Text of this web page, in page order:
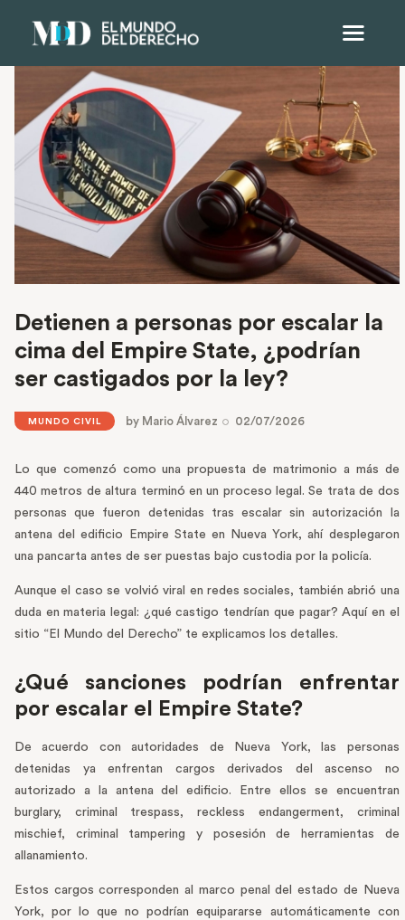
Detienen a personas por escalar la
cima del Empire State, ¿podrían
ser castigados por la ley?
MUNDO CIVIL by Mario Álvarez 02/07/2026
Lo que comenzó como una propuesta de matrimonio a más de
440 metros de altura terminó en un proceso legal. Se trata de dos
personas que fueron detenidas tras escalar sin autorización la
antena del edificio Empire State en Nueva York, ahí desplegaron
una pancarta antes de ser puestas bajo custodia por la policía.
Aunque el caso se volvió viral en redes sociales, también abrió una
duda en materia legal: ¿qué castigo tendrían que pagar? Aquí en el
sitio “El Mundo del Derecho” te explicamos los detalles.
¿Qué sanciones podrían enfrentar
por escalar el Empire State?
De acuerdo con autoridades de Nueva York, las personas
detenidas ya enfrentan cargos derivados del ascenso no
autorizado a la antena del edificio. Entre ellos se encuentran
burglary, criminal trespass, reckless endangerment, criminal
mischief, criminal tampering y posesión de herramientas de
allanamiento.
Estos cargos corresponden al marco penal del estado de Nueva
York, por lo que no podrían equipararse automáticamente con